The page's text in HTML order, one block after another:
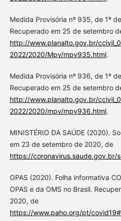
Medida Provisória nº 935, de 1º
Recuperado em 25 de setembro
http://www.planalto.gov.br/
2022/2020/Mpv/mpv935.html.
Medida Provisória nº 936, de 1º
Recuperado em 25 de setembro
http://www.planalto.gov.br/
2022/2020/mpv/mpv936.html.
MINISTÉRIO DA SAÚDE (2020).
em 23 de setembro de 2020, de
https://coronavirus.saude.gov.br/
OPAS (2020). Folha informativa
OPAS e da OMS no Brasil.
2020, de
https://www.paho.org/pt/